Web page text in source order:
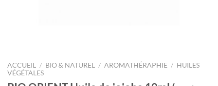
ACCUEIL / BIO & NATUREL / AROMATHÉRAPHIE / HUILES
VÉGÉTALES